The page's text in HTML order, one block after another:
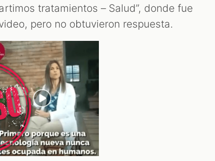
tratamientos – Salud”, donde fue
pero no obtuvieron respuesta.